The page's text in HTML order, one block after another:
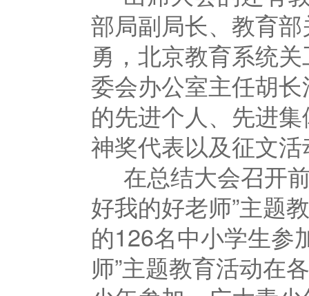
部局副局长、教育
勇，北京教育系统
委会办公室主任胡
的先进个人、先进
神奖代表以及征文
在总结大会召开
好我的好老师”主题
的126名中小学生参
师”主题教育活动在